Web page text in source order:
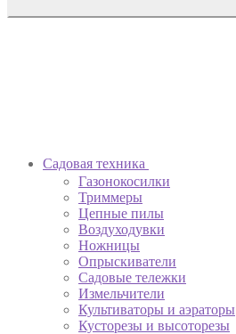
Садовая техника
Газонокосилки
Триммеры
Цепные пилы
Воздуходувки
Ножницы
Опрыскиватели
Садовые тележки
Измельчители
Культиваторы и аэраторы
Кусторезы и высоторезы